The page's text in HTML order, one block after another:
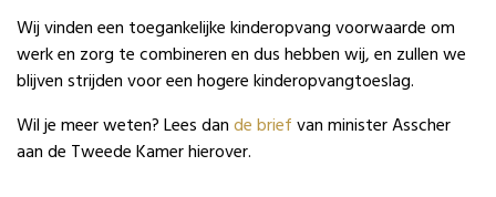
Wij vinden een toegankelijke kinderopvang voorwaarde om
werk en zorg te combineren en dus hebben wij, en zullen we
blijven strijden voor een hogere kinderopvangtoeslag.
Wil je meer weten? Lees dande briefvan minister Asscher
aan de Tweede Kamer hierover.